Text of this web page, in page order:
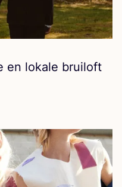
en loka­le brui­loft